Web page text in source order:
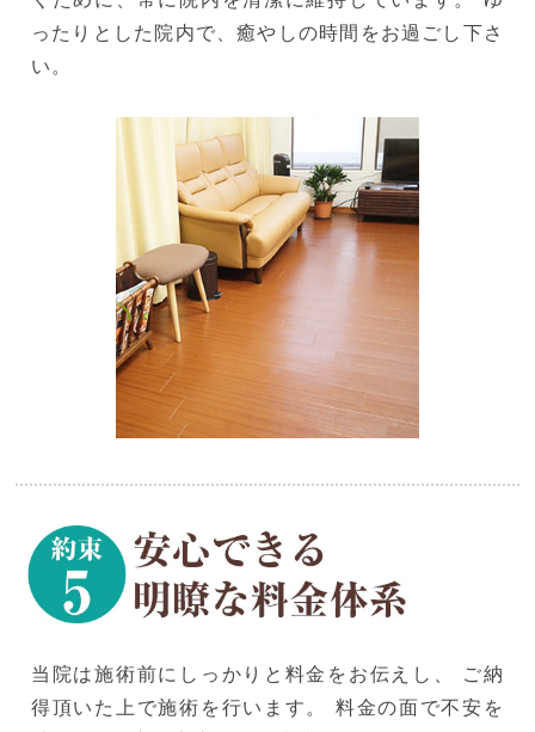
ったりとした院内で、癒やしの時間をお過ごし下さ
い。
当院は施術前にしっかりと料金をお伝えし、 ご納
得頂いた上で施術を行います。 料金の面で不安を